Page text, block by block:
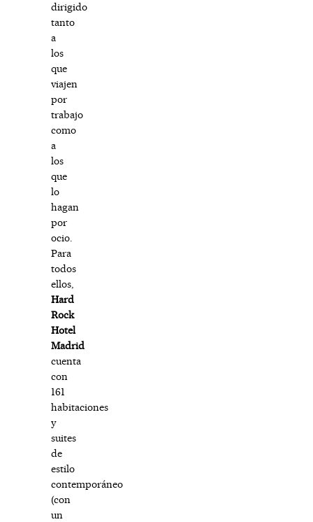
dirigido
tanto
a
los
que
viajen
por
trabajo
como
a
los
que
lo
hagan
por
ocio.
Para
todos
ellos,
Hard
Rock
Hotel
Madrid
cuenta
con
161
habitaciones
y
suites
de
estilo
contemporáneo
(con
un